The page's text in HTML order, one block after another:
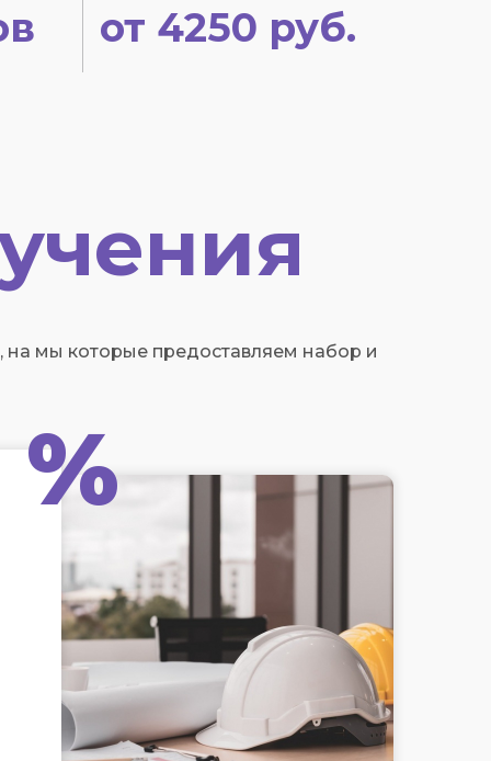
от 4250 руб.
мы которые предоставляем набор и
%